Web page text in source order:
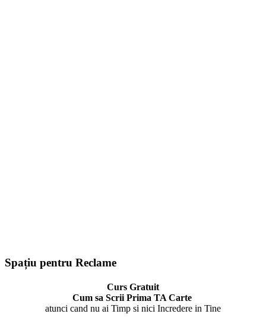
Spațiu pentru Reclame
Curs Gratuit
Cum sa Scrii Prima TA Carte
atunci cand nu ai Timp si nici Incredere in Tine